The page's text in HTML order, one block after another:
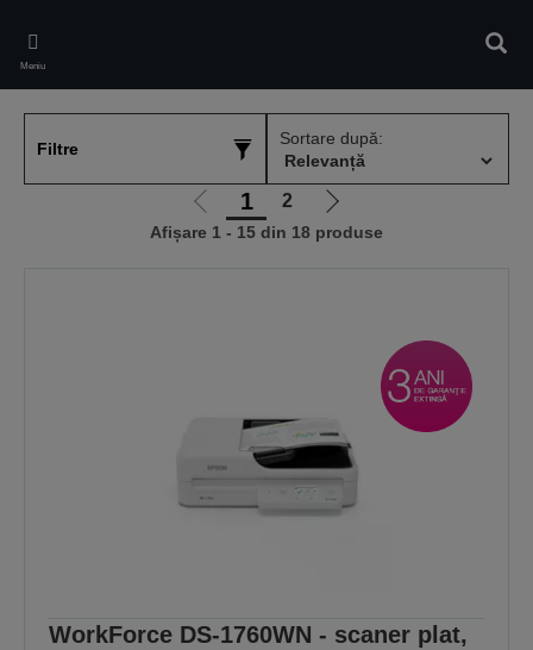
main
content
Meniu
Filtre
Sortare după:
Mergi
la
1 2
Mergi
la
Afișare 1 - 15 din 18 produse
WorkForce DS-1760WN - scaner plat,